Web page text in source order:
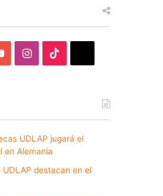
YouTubeInstagram
UDLAP jugará el
en Alemania
UDLAP destacan en el